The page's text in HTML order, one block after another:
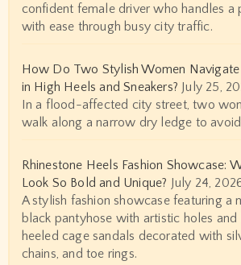
confident female driver who handles a
with ease through busy city traffic.
How Do Two Stylish Women
in High Heels and Sneakers? July 25,
In a flood-affected city street, two
walk along a narrow dry ledge to
Rhinestone Heels Fashion Showcase:
Look So Bold and Unique? July 24,
A stylish fashion showcase featuring a
black pantyhose with artistic holes
heeled cage sandals decorated with
chains, and toe rings.